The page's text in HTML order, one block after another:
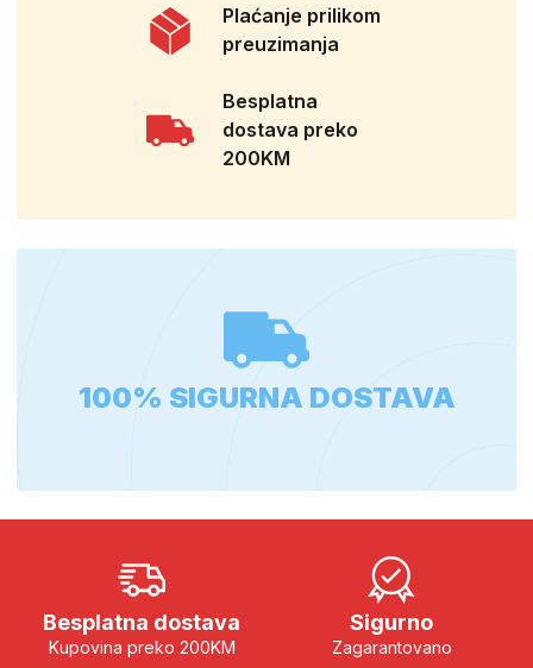
Plaćanje prilikom
preuzimanja
Besplatna
dostava preko
200KM
100% SIGURNA DOSTAVA
Besplatna dostava
Kupovina preko 200KM
Sigurno
Zagarantovano